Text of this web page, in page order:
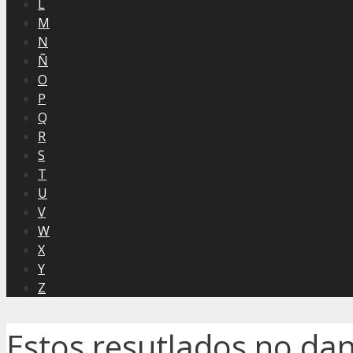
L
M
N
Ñ
O
P
Q
R
S
T
U
V
W
X
Y
Z